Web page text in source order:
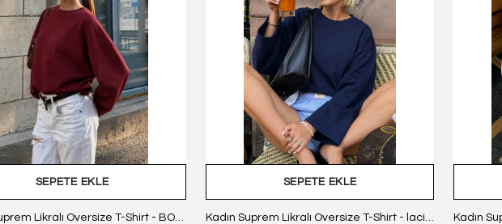
SEPETE EKLE
Kadın Suprem Likralı Oversize T-Shirt - BORDO
SEPETE EKLE
Kadın Suprem Likralı Oversize T-Shirt - lacivert